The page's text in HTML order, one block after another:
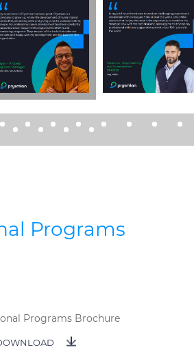
Programs
Programs Brochure